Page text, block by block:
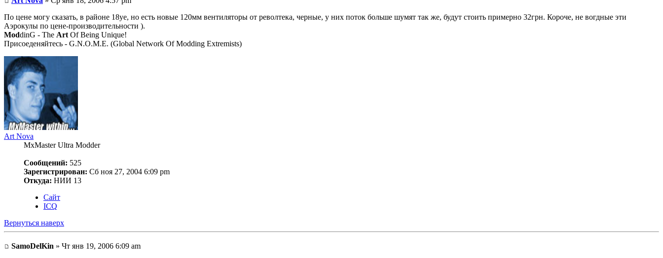
По цене могу сказать, в районе 18уе, но есть новые 120мм вентиляторы от револтека, черные, у них поток больше шумят так же, будут стоить примерно 32грн. Короче, не вогдные эти
Аэрокулы по цене-производительности ).
ModdinG - The ArtOf Being Unique!
Присоеденяйтесь - G.N.O.M.E. (Global Network Of Modding Extremists)
Art Nova
MxMaster Ultra Modder
Сообщений: 525
Зарегистрирован: Сб ноя 27, 2004 6:09 pm
Откуда: НИИ 13
Сайт
ICQ
Вернуться наверх
SamoDelKin » Чт янв 19, 2006 6:09 am